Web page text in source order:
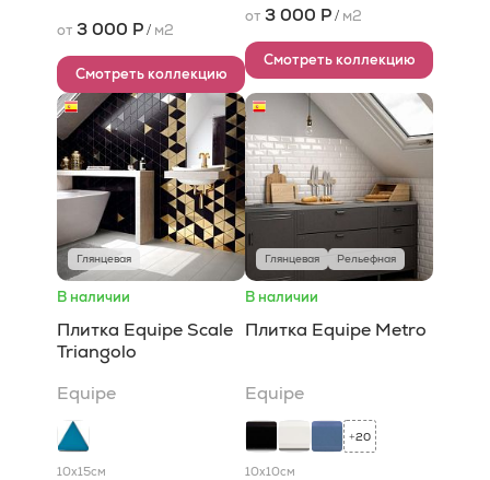
от 3 000 Р/ м2
Смотреть коллекцию
от 3 000 Р/ м2
Смотреть коллекцию
Глянцевая
В наличии
Плитка Equipe Scale
Triangolo
Equipe
10x15см
Глянцевая Рельефная
В наличии
Плитка Equipe Metro
Equipe
+20
10x10см